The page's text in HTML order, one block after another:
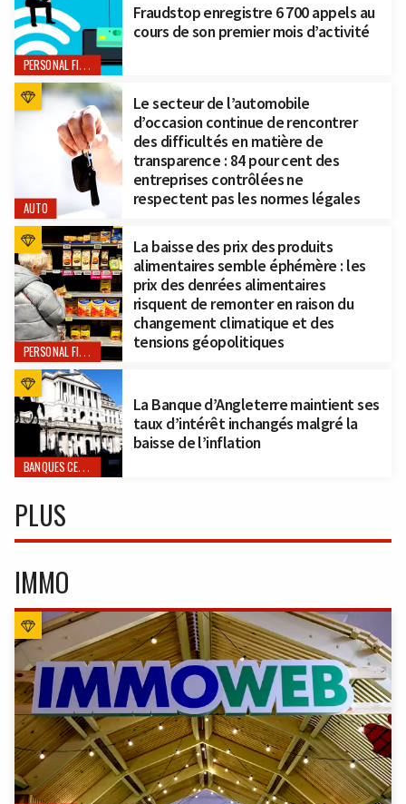
PERSONAL FINANCE
Fraudstop enregistre 6 700 appels au
cours de son premier mois d’activité
AUTO
Le secteur de l’automobile
d’occasion continue de rencontrer
des difficultés en matière de
transparence : 84 pour cent des
entreprises contrôlées ne
respectent pas les normes légales
PERSONAL FINANCE
La baisse des prix des produits
alimentaires semble éphémère : les
prix des denrées alimentaires
risquent de remonter en raison du
changement climatique et des
tensions géopolitiques
BANQUES CENTRALES
La Banque d’Angleterre maintient ses
taux d’intérêt inchangés malgré la
baisse de l’inflation
PLUS
IMMO